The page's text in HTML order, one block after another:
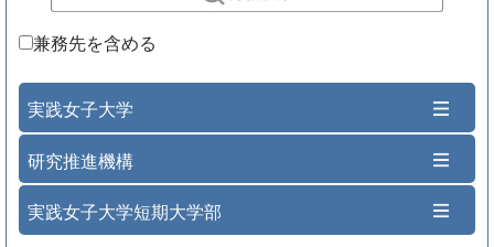
兼務先を含める
実践女子大学
研究推進機構
実践女子大学短期大学部